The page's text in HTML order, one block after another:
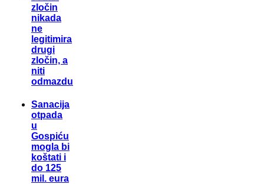
zločin
nikada
ne
legitimira
drugi
zločin, a
niti
odmazdu
Sanacija
otpada
u
Gospiću
mogla bi
koštati i
do 125
mil. eura